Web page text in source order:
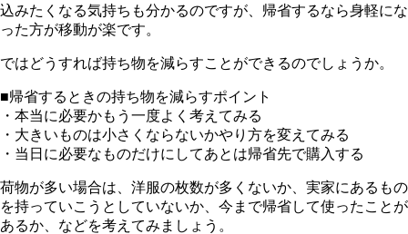
込みたくなる気持ちも分かるのですが、帰省するなら身軽にな
った方が移動が楽です。
ではどうすれば持ち物を減らすことができるのでしょうか。
■帰省するときの持ち物を減らすポイント
・本当に必要かもう一度よく考えてみる
・大きいものは小さくならないかやり方を変えてみる
・当日に必要なものだけにしてあとは帰省先で購入する
荷物が多い場合は、洋服の枚数が多くないか、実家にあるもの
を持っていこうとしていないか、今まで帰省して使ったことが
あるか、などを考えてみましょう。